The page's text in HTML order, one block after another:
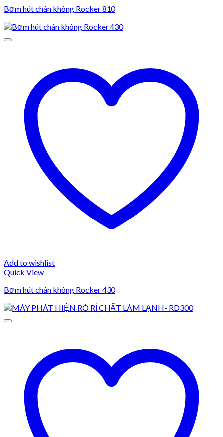
Bơm hút chân không Rocker 810
Add to wishlist
Quick View
Bơm hút chân không Rocker 430